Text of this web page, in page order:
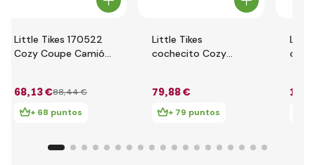
Little Tikes 170522
Cozy Coupe Camión
68,13 €88,44 €
+ 68 puntos
Little Tikes
cochecito Cozy
79,88 €
+ 79 puntos
Little
102